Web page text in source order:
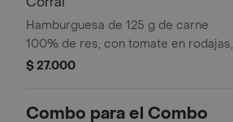
Hamburguesa de 125 g de carne
100% de res, con tomate en rodajas,
cebolla en rodajas, lechuga, salsa
$ 27.000
Combo para el Combo